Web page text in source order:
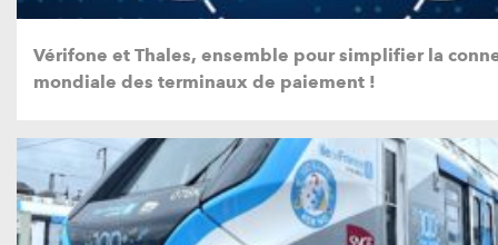
Vérifone et Thales, ensemble pour simplifier la
mondiale des terminaux de paiement !